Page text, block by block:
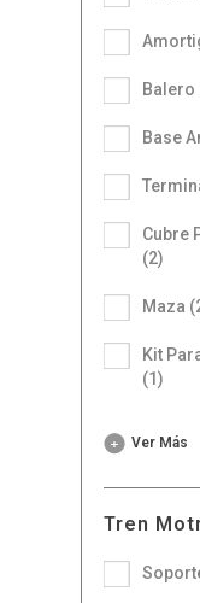
Balero
Base
Cubre
(2)
Maza
Kit
(1)
Ver Más
Tren